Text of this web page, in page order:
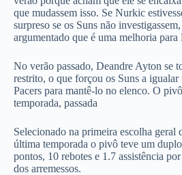
que mudassem isso. Se Nurkic
surpreso se os Suns não
argumentado que é uma melhoria
No verão passado, Deandre Ayton se
restrito, o que forçou os Suns a
Pacers para mantê-lo no elenco. O
temporada, passada
Selecionado na primeira escolha geral
última temporada o pivô teve um
pontos, 10 rebotes e 1.7 assistência
dos arremessos.